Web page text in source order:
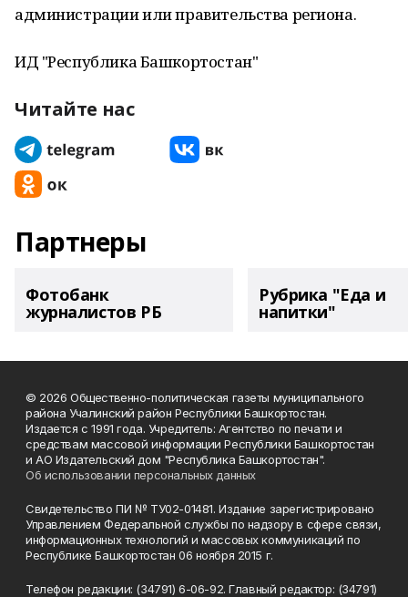
администрации или правительства региона.
ИД "Республика Башкортостан"
Читайте нас
Партнеры
Фотобанк
журналистов РБ
Рубрика "Еда и
напитки"
© 2026 Общественно-политическая газеты муниципального
района Учалинский район Республики Башкортостан.
Издается с 1991 года. Учредитель: Агентство по печати и
средствам массовой информации Республики Башкортостан
и АО Издательский дом "Республика Башкортостан".
Об использовании персональных данных
Свидетельство ПИ № ТУ02-01481. Издание зарегистрировано
Управлением Федеральной службы по надзору в сфере связи,
информационных технологий и массовых коммуникаций по
Республике Башкортостан 06 ноября 2015 г.
Телефон редакции: (34791) 6-06-92. Главный редактор: (34791)